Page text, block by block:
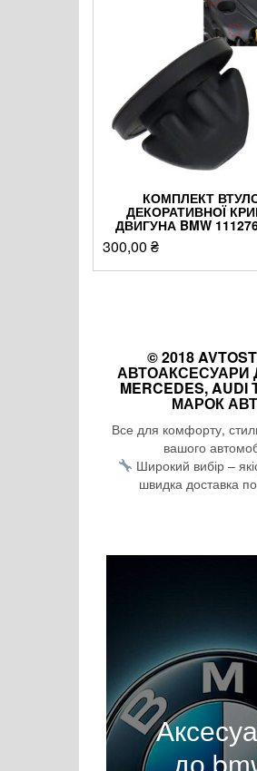
КОМПЛЕКТ
ДЕКОРАТИВНОЇ
ДВИГУНА BMW
300,00 ₴
© 2018
АВТОАКСЕСУАРИ
MERCEDES,
МАРОК
Все для комфорту,
вашого
Широкий вибір –
швидка доставка по
до